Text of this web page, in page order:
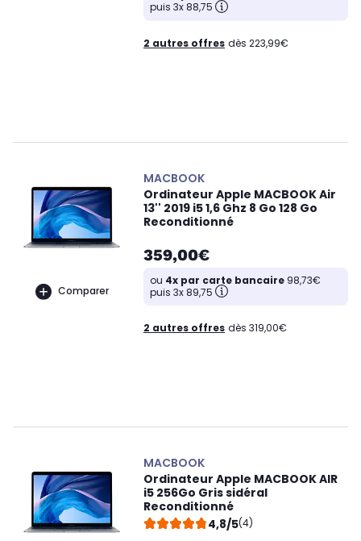
puis 3x 88,75
2 autres offres dès 223,99€
Comparer
MACBOOK
Ordinateur Apple MACBOOK Air
13'' 2019 i5 1,6 Ghz 8 Go 128 Go
Reconditionné
359,00€
ou 4x par carte bancaire 98,73€
puis 3x 89,75
2 autres offres dès 319,00€
MACBOOK
Ordinateur Apple MACBOOK AIR
i5 256Go Gris sidéral
Reconditionné
4,8/5(4)